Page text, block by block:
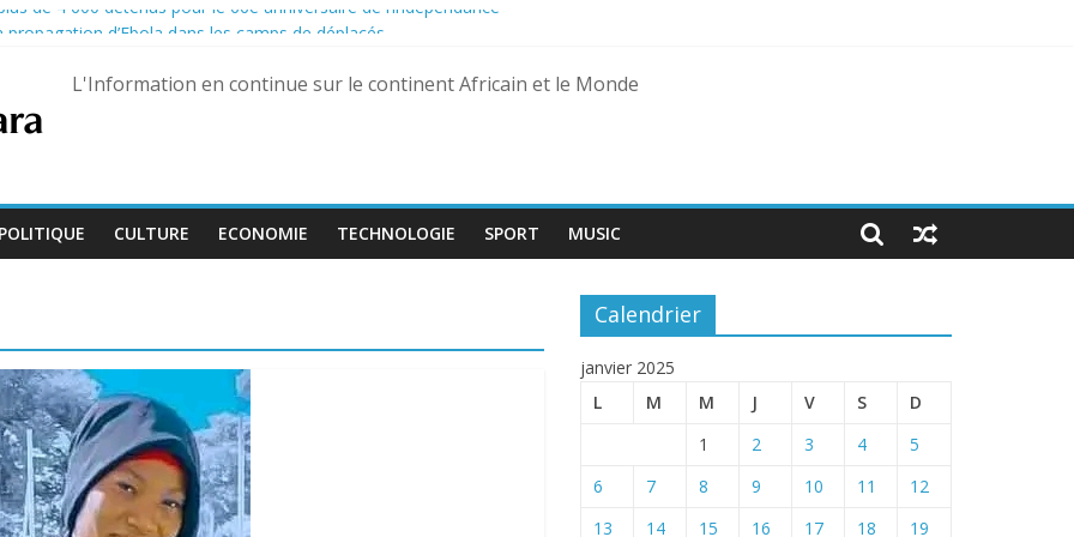
de 4 600 détenus pour le 66e anniversaire de l’indépendance
porte du gouvernement pour réclamer leurs droits
les Forces armées maliennes
à Gaza
L'Information en continue sur le continent Africain et le Monde
POLITIQUE CULTURE ECONOMIE TECHNOLOGIE SPORT MUSIC
Calendrier
janvier 2025
L
M M J V S D
1 2 3 4
5
6
7 8 9 10 11
12
13
14 15 16 17 18
19